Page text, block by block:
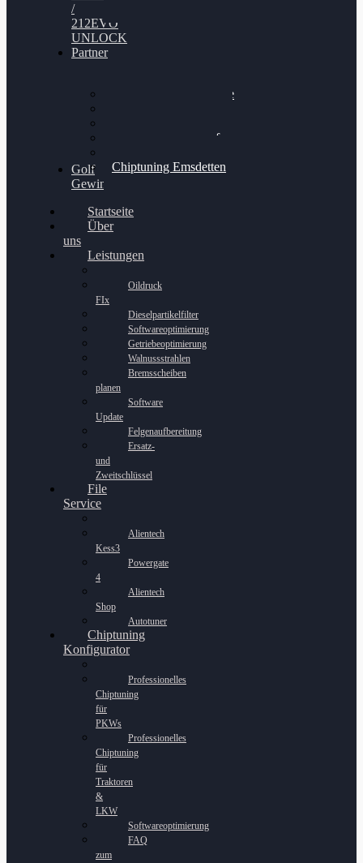
/
212EVO
UNLOCK
Partner
Bilgenroth Performance
Chiptuning Schüttorf
Chiptuning Emsdetten
Golf
Gewinnspiel
Startseite
Über
uns
Leistungen
Oildruck
FIx
Dieselpartikelfilter
Softwareoptimierung
Getriebeoptimierung
Walnussstrahlen
Bremsscheiben
planen
Software
Update
Felgenaufbereitung
Ersatz-
und
Zweitschlüssel
File
Service
Alientech
Kess3
Powergate
4
Alientech
Shop
Autotuner
Chiptuning
Konfigurator
Professionelles
Chiptuning
für
PKWs
Professionelles
Chiptuning
für
Traktoren
&
LKW
Softwareoptimierung
FAQ
zum